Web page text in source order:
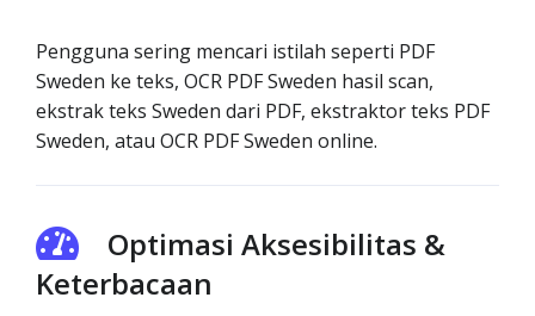
Pengguna sering mencari istilah seperti PDF
Sweden ke teks, OCR PDF Sweden hasil scan,
ekstrak teks Sweden dari PDF, ekstraktor teks PDF
Sweden, atau OCR PDF Sweden online.
Optimasi Aksesibilitas &
Keterbacaan